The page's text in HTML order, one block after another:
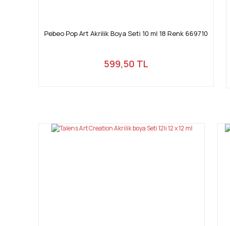
Pebeo Pop Art Akrilik Boya Seti 10 ml 18 Renk 669710
599,50 TL